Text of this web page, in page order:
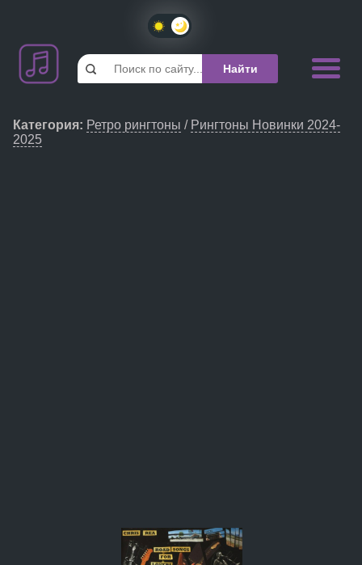
Категория: Ретро рингтоны / Рингтоны Новинки 2024-
2025